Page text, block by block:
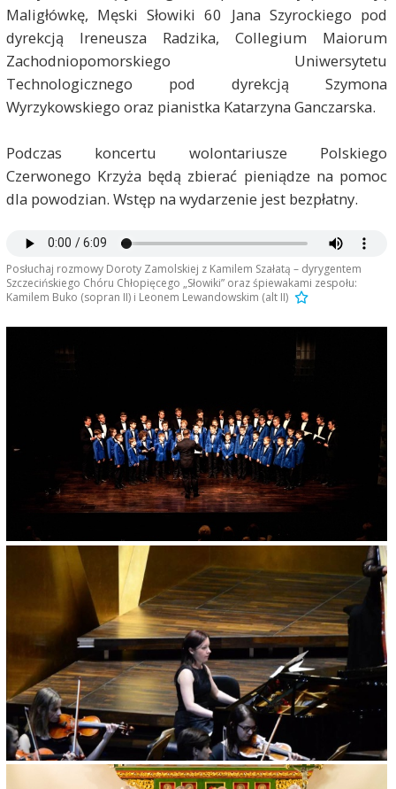
Maligłówkę, Męski Słowiki 60 Jana Szyrockiego pod
dyrekcją Ireneusza Radzika, Collegium Maiorum
Zachodniopomorskiego Uniwersytetu
Technologicznego pod dyrekcją Szymona
Wyrzykowskiego oraz pianistka Katarzyna Ganczarska.
Podczas koncertu wolontariusze Polskiego
Czerwonego Krzyża będą zbierać pieniądze na pomoc
dla powodzian. Wstęp na wydarzenie jest bezpłatny.
Posłuchaj rozmowy Doroty Zamolskiej z Kamilem Szałatą – dyrygentem
Szczecińskiego Chóru Chłopięcego „Słowiki” oraz śpiewakami zespołu:
Kamilem Buko (sopran II) i Leonem Lewandowskim (alt II)